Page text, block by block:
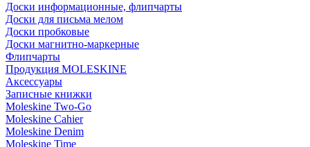
Доски информационные, флипчарты
Доски для письма мелом
Доски пробковые
Доски магнитно-маркерные
Флипчарты
Продукция MOLESKINE
Аксессуары
Записные книжки
Moleskine Two-Go
Moleskine Cahier
Moleskine Denim
Moleskine Time